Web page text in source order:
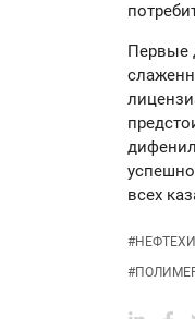
Первые
всех
#
#